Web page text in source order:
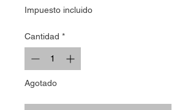
Impuesto incluido
Cantidad *
Agotado